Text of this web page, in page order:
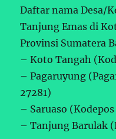
Daftar nama Desa/
Tanjung Emas di
Provinsi Sumatera
– Koto Tangah
– Pagaruyung
27281)
– Saruaso (Kodepos
– Tanjung Barulak